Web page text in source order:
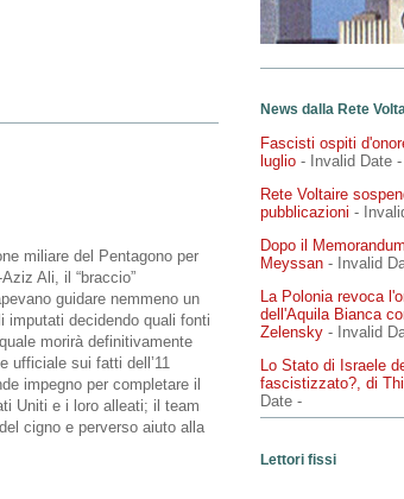
miliare del Pentagono per
Ali, il “braccio”
guidare nemmeno un
imputati decidendo quali fonti
morirà definitivamente
ufficiale sui fatti dell’11
impegno per completare il
Uniti e i loro alleati; il team
cigno e perverso aiuto alla
News dalla Rete
Fascisti ospiti
luglio - Invalid Date -
Rete Voltaire
pubblicazioni -
Dopo il
Meyssan - Invalid
La Polonia revoca
dell'Aquila Bianca
Zelensky - Invalid
Lo Stato di Israele
fascistizzato?, di
Date -
Lettori fissi